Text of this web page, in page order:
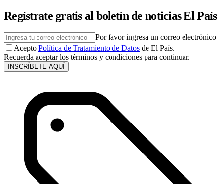
Regístrate gratis al boletín de noticias El País
Por favor ingresa un correo electrónico
Acepto Política de Tratamiento de Datos de El País.
Recuerda aceptar los términos y condiciones para continuar.
INSCRÍBETE AQUÍ